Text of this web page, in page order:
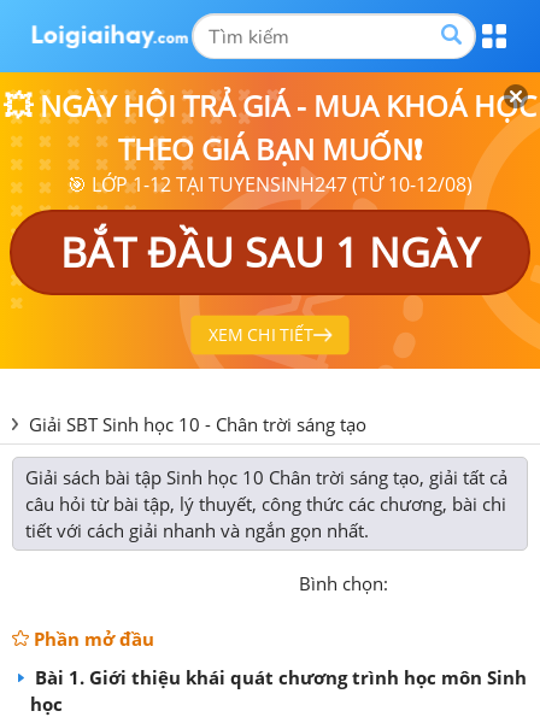
💥 NGÀY HỘI TRẢ GIÁ - MUA KHOÁ HỌC
THEO GIÁ BẠN MUỐN❗
🎯 LỚP 1-12 TẠI TUYENSINH247 (TỪ 10-12/08)
BẮT ĐẦU SAU 1 NGÀY
XEM CHI TIẾT
Giải SBT Sinh học 10 - Chân trời sáng tạo
Giải sách bài tập Sinh học 10 Chân trời sáng tạo, giải tất cả
câu hỏi từ bài tập, lý thuyết, công thức các chương, bài chi
tiết với cách giải nhanh và ngắn gọn nhất.
Bình chọn:
Phần mở đầu
Bài 1. Giới thiệu khái quát chương trình học môn Sinh
học